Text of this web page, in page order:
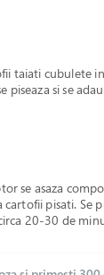
taiati cubulete
piseaza si se
se asaza
cartofii pisati. Se
20-30 de